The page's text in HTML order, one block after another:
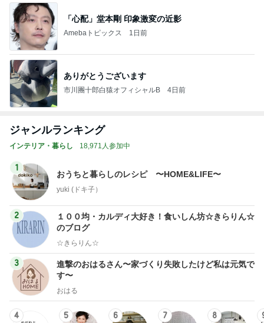
「心配」堂本剛 印象激変の近影
Amebaトピックス 1日前
ありがとうございます
市川團十郎白猿オフィシャルB 4日前
ジャンルランキング
インテリア・暮らし 18,971人参加中
1
おうちと暮らしのレシピ 〜HOME&LIFE〜
yuki (ドキ子）
2
１００均・カルディ大好き！食いしん坊☆きらりん☆
のブログ
☆きらりん☆
3
進撃のおはるさん〜家づくり失敗したけど私は元気で
す〜
おはる
4 5 6 7 8